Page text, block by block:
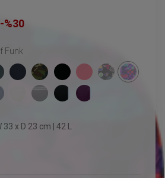
-%30
Funk
33 x D 23 cm | 42 L